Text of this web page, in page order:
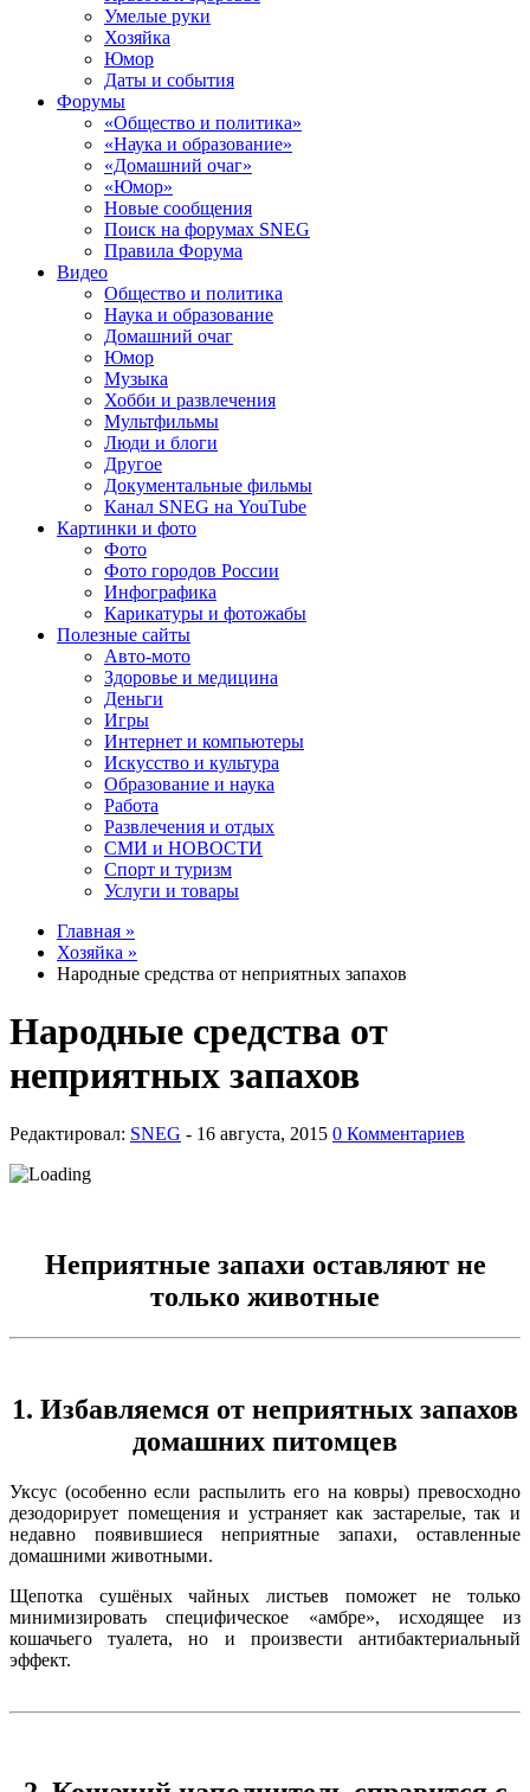
Умелые руки
Хозяйка
Юмор
Даты и события
Форумы
«Общество и политика»
«Наука и образование»
«Домашний очаг»
«Юмор»
Новые сообщения
Поиск на форумах SNEG
Правила Форума
Видео
Общество и политика
Наука и образование
Домашний очаг
Юмор
Музыка
Хобби и развлечения
Мультфильмы
Люди и блоги
Другое
Документальные фильмы
Канал SNEG на YouTube
Картинки и фото
Фото
Фото городов России
Инфографика
Карикатуры и фотожабы
Полезные сайты
Авто-мото
Здоровье и медицина
Деньги
Игры
Интернет и компьютеры
Искусство и культура
Образование и наука
Работа
Развлечения и отдых
СМИ и НОВОСТИ
Спорт и туризм
Услуги и товары
Главная »
Хозяйка »
Народные средства от неприятных запахов
Народные средства от
неприятных запахов
Редактировал: SNEG - 0 Комментариев
Неприятные запахи оставляют не
только животные
1. Избавляемся от неприятных запахов
домашних питомцев
Уксус (особенно если распылить его на ковры) превосходно
дезодорирует помещения и устраняет как застарелые, так и
недавно появившиеся неприятные запахи, оставленные
домашними животными.
Щепотка сушёных чайных листьев поможет не только
минимизировать специфическое «амбре», исходящее из
кошачьего туалета, но и произвести антибактериальный
эффект.